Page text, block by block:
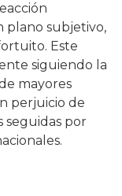
plano subjetivo,
Este
siguiendo la
mayores
perjuicio de
seguidas por